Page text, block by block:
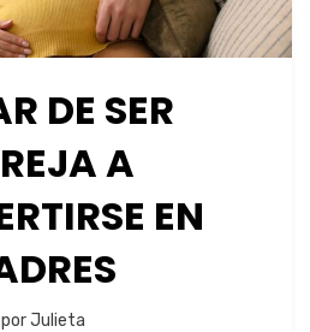
DE SER
A
EN
porJulieta